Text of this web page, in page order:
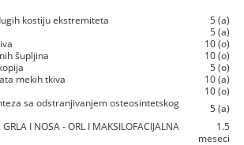
kostiju ekstremiteta
5 (a)
5 (a)
10 (o)
šupljina
10 (o)
5 (o)
mekih tkiva
10 (a)
10 (o)
sa odstranjivanjem osteosintetskog
5 (a)
I NOSA - ORL I MAKSILOFACIJALNA
1.5
meseci